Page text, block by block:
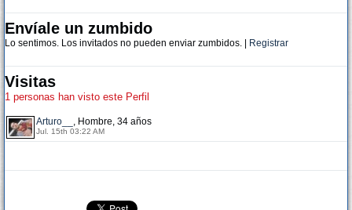
Envíale un zumbido
Lo sentimos. Los invitados no pueden enviar zumbidos. | Registrar
Visitas
1 personas han visto este Perfil
Arturo__ , Hombre, 34 años
Jul. 15th 03:22 AM